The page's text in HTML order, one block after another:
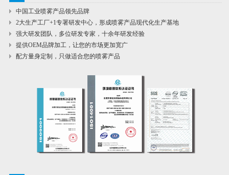
中国工业喷雾产品领先品牌
2大生产工厂+1专署研发中心，形成喷雾产品现代化生产基地
强大研发团队，多位研发专家，十余年研发经验
提供OEM品牌加工，让您的市场更加宽广
配方量身定制，只做适合您的喷雾产品